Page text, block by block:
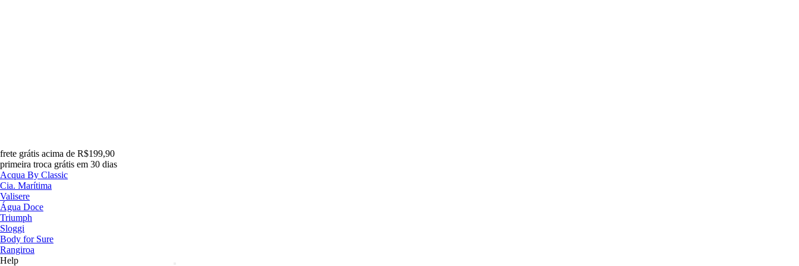
frete grátis acima de R$199,90
primeira troca grátis em 30 dias
Acqua By Classic
Cia. Marítima
Valisere
Água Doce
Triumph
Sloggi
Body for Sure
Rangiroa
Help